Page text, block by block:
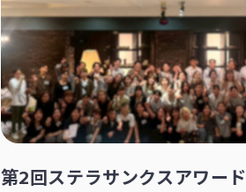
第2回ステラサンクスアワード